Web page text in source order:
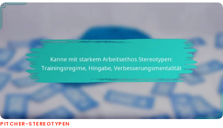
PITCHER-STEREOTYPEN